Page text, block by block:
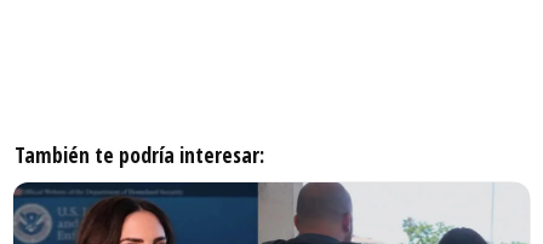
También te podría interesar: